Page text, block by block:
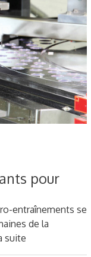
pour
entraînements se
de la
suite